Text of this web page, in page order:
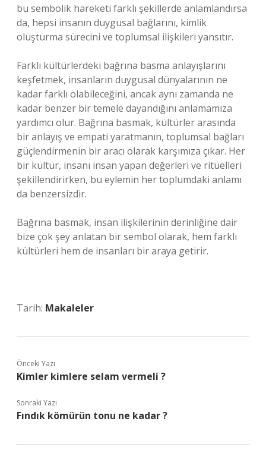
bu sembolik hareketi farklı şekillerde anlamlandırsa
da, hepsi insanın duygusal bağlarını, kimlik
oluşturma sürecini ve toplumsal ilişkileri yansıtır.
Farklı kültürlerdeki bağrına basma anlayışlarını
keşfetmek, insanların duygusal dünyalarının ne
kadar farklı olabileceğini, ancak aynı zamanda ne
kadar benzer bir temele dayandığını anlamamıza
yardımcı olur. Bağrına basmak, kültürler arasında
bir anlayış ve empati yaratmanın, toplumsal bağları
güçlendirmenin bir aracı olarak karşımıza çıkar. Her
bir kültür, insanı insan yapan değerleri ve ritüelleri
şekillendirirken, bu eylemin her toplumdaki anlamı
da benzersizdir.
Bağrına basmak, insan ilişkilerinin derinliğine dair
bize çok şey anlatan bir sembol olarak, hem farklı
kültürleri hem de insanları bir araya getirir.
Tarih: Makaleler
Önceki Yazı
Kimler kimlere selam vermeli ?
Sonraki Yazı
Fındık kömürün tonu ne kadar ?